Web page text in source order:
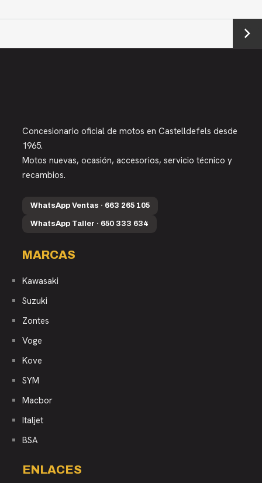
Next →
Concesionario oficial de motos en Castelldefels desde
1965.
Motos nuevas, ocasión, accesorios, servicio técnico y
recambios.
WhatsApp Ventas · 663 265 105
WhatsApp Taller · 650 333 634
MARCAS
Kawasaki
Suzuki
Zontes
Voge
Kove
SYM
Macbor
Italjet
BSA
ENLACES